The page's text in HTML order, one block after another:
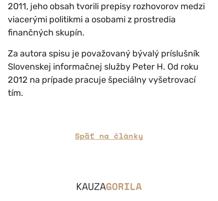
2011, jeho obsah tvorili prepisy rozhovorov medzi
viacerými politikmi a osobami z prostredia
finančných skupín.
Za autora spisu je považovaný bývalý príslušník
Slovenskej informačnej služby Peter H. Od roku
2012 na prípade pracuje špeciálny vyšetrovací
tím.
Späť na články